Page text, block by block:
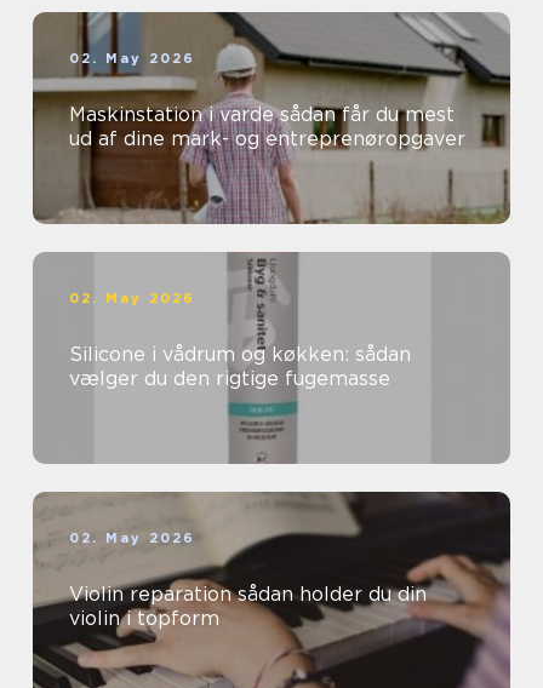
02. May 2026
Maskinstation i varde sådan får du mest
ud af dine mark- og entreprenøropgaver
02. May 2026
Silicone i vådrum og køkken: sådan
vælger du den rigtige fugemasse
02. May 2026
Violin reparation sådan holder du din
violin i topform